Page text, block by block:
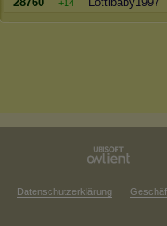
+14
Datenschutzerklärung